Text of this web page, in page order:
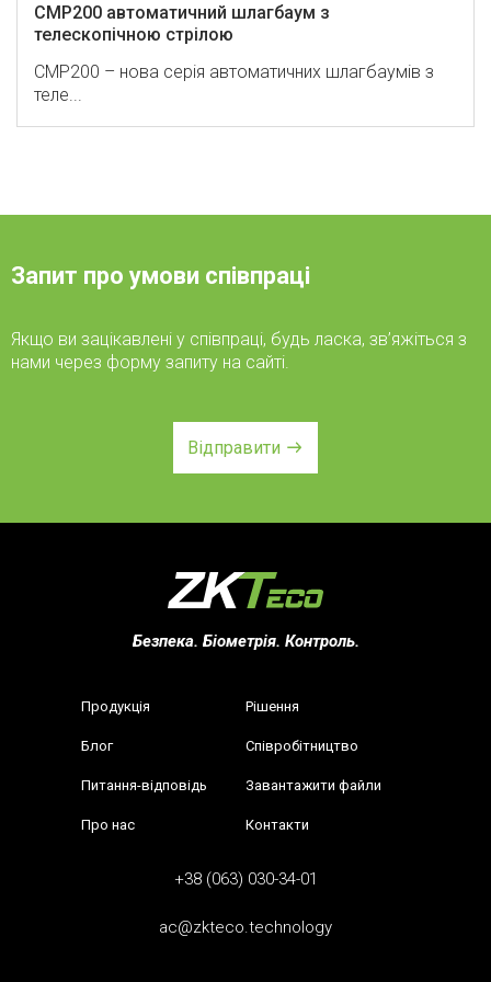
CMP200 автоматичний шлагбаум з
телескопічною стрілою
CMP200 – нова серія автоматичних шлагбаумів з
теле...
Запит про умови співпраці
Якщо ви зацікавлені у співпраці, будь ласка, зв’яжіться з
нами через форму запиту на сайті.
Відправити
Безпека. Біометрія. Контроль.
Продукція Рішення
Блог Співробітництво
Питання-відповідь Завантажити файли
Про нас Контакти
+38 (063) 030-34-01
ac@zkteco.technology